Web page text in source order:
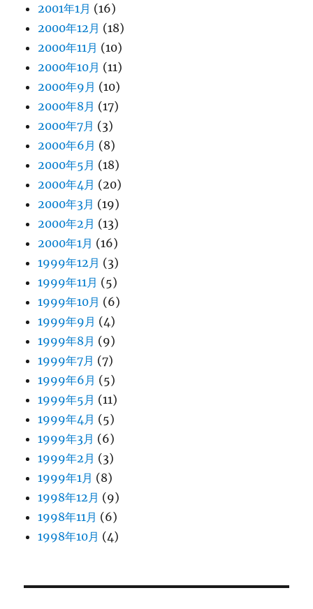
2001年1月 (16)
2000年12月 (18)
2000年11月 (10)
2000年10月 (11)
2000年9月 (10)
2000年8月 (17)
2000年7月 (3)
2000年6月 (8)
2000年5月 (18)
2000年4月 (20)
2000年3月 (19)
2000年2月 (13)
2000年1月 (16)
1999年12月 (3)
1999年11月 (5)
1999年10月 (6)
1999年9月 (4)
1999年8月 (9)
1999年7月 (7)
1999年6月 (5)
1999年5月 (11)
1999年4月 (5)
1999年3月 (6)
1999年2月 (3)
1999年1月 (8)
1998年12月 (9)
1998年11月 (6)
1998年10月 (4)